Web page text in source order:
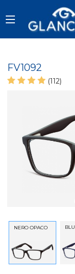
FV1092
(112)
NERO OPACO BLU